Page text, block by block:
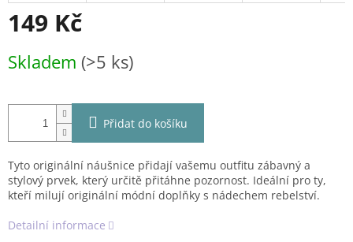
149 Kč
cena:
Skladem (>5 ks)
Přidat do košíku
Tyto originální náušnice přidají vašemu outfitu zábavný a
stylový prvek, který určitě přitáhne pozornost. Ideální pro ty,
kteří milují originální módní doplňky s nádechem rebelství.
Detailní informace